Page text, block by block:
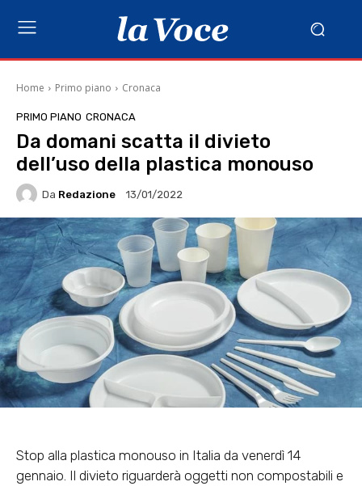
Home Primo piano Cronaca
PRIMO PIANO CRONACA
Da domani scatta il divieto
dell’uso della plastica monouso
Da Redazione 13/01/2022
Stop alla plastica monouso in Italia da venerdì 14
gennaio. Il divieto riguarderà oggetti non compostabili e